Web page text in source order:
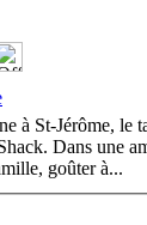
à St-Jérôme, le
Dans une
goûter à...